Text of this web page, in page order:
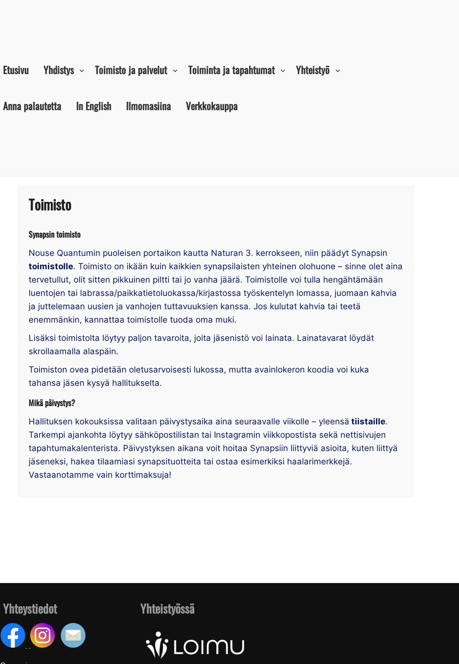
Etusivu Yhdistys Toimisto ja palvelut Toiminta ja tapahtumat Yhteistyö
Anna palautetta In English Ilmomasiina Verkkokauppa
Toimisto
Synapsin toimisto
Nouse Quantumin puoleisen portaikon kautta Naturan 3. kerrokseen, niin päädyt Synapsin
toimistolle. Toimisto on ikään kuin kaikkien synapsilaisten yhteinen olohuone – sinne olet aina
tervetullut, olit sitten pikkuinen piltti tai jo vanha jäärä. Toimistolle voi tulla hengähtämään
luentojen tai labrassa/paikkatietoluokassa/kirjastossa työskentelyn lomassa, juomaan kahvia
ja juttelemaan uusien ja vanhojen tuttavuuksien kanssa. Jos kulutat kahvia tai teetä
enemmänkin, kannattaa toimistolle tuoda oma muki.
Lisäksi toimistolta löytyy paljon tavaroita, joita jäsenistö voi lainata. Lainatavarat löydät
skrollaamalla alaspäin.
Toimiston ovea pidetään oletusarvoisesti lukossa, mutta avainlokeron koodia voi kuka
tahansa jäsen kysyä hallitukselta.
Mikä päivystys?
Hallituksen kokouksissa valitaan päivystysaika aina seuraavalle viikolle – yleensä tiistaille.
Tarkempi ajankohta löytyy sähköpostilistan tai Instagramin viikkopostista sekä nettisivujen
tapahtumakalenterista. Päivystyksen aikana voit hoitaa Synapsiin liittyviä asioita, kuten liittyä
jäseneksi, hakea tilaamiasi synapsituotteita tai ostaa esimerkiksi haalarimerkkejä.
Vastaanotamme vain korttimaksuja!
Yhteystiedot Yhteistyössä